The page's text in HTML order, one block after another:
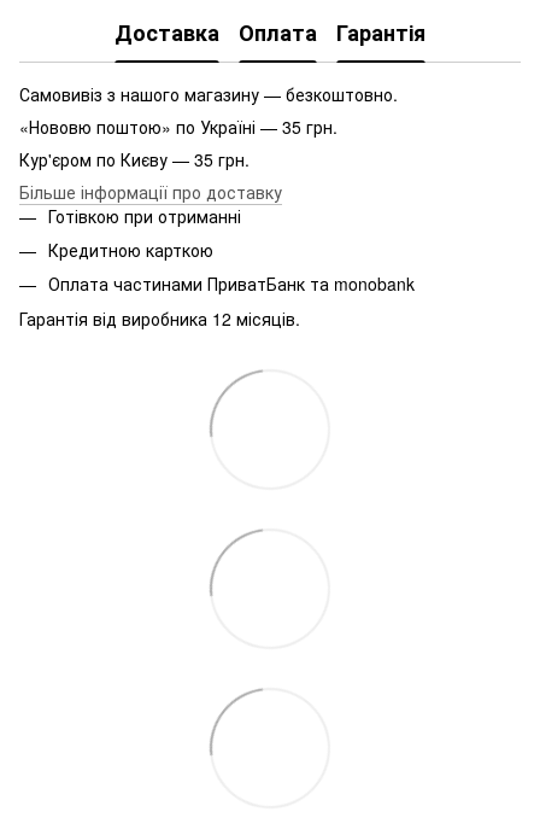
Доставка Оплата Гарантія
Самовивіз з нашого магазину — безкоштовно.
«Нововю поштою» по Україні — 35 грн.
Кур'єром по Києву — 35 грн.
Більше інформації про доставку
Готівкою при отриманні
Кредитною карткою
Оплата частинами ПриватБанк та monobank
Гарантія від виробника 12 місяців.